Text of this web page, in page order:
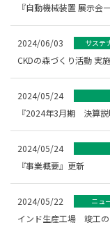
『自動機械装置 展示会
2024/06/03 サステ
CKDの森づくり活動 実
2024/05/24
『2024年3月期 決算
2024/05/24
『事業概要』更新
2024/05/22 ニュ
インド生産工場 竣工